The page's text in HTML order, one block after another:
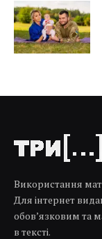
Використання
Для інтернет
обов’язковим та
в тексті.